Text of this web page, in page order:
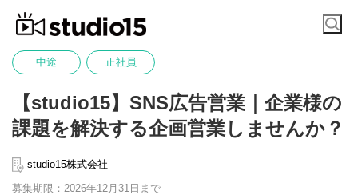
中途 正社員
【studio15】SNS広告営業｜企業様の
課題を解決する企画営業しませんか？
studio15株式会社
募集期限：2026年12月31日まで